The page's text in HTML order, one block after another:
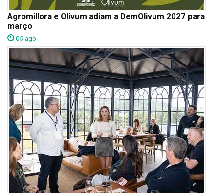
Agromillora e Olivum adiam a DemOlivum 2027 para
março
05 ago